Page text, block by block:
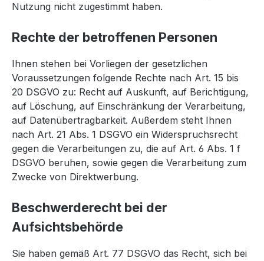
Nutzung nicht zugestimmt haben.
Rechte der betroffenen Personen
Ihnen stehen bei Vorliegen der gesetzlichen
Voraussetzungen folgende Rechte nach Art. 15 bis
20 DSGVO zu: Recht auf Auskunft, auf Berichtigung,
auf Löschung, auf Einschränkung der Verarbeitung,
auf Datenübertragbarkeit. Außerdem steht Ihnen
nach Art. 21 Abs. 1 DSGVO ein Widerspruchsrecht
gegen die Verarbeitungen zu, die auf Art. 6 Abs. 1 f
DSGVO beruhen, sowie gegen die Verarbeitung zum
Zwecke von Direktwerbung.
Beschwerderecht bei der
Aufsichtsbehörde
Sie haben gemäß Art. 77 DSGVO das Recht, sich bei